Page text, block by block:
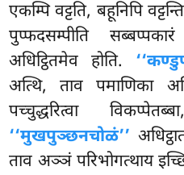
एकम्पि वट्टति, बहूनिपि
पुप्फदसम्पीति
अधिट्ठितमेव होति.
अत्थि, ताव पमाणिका
पच्चुद्धरित्वा
‘‘मुखपुञ्छनचोळं’’
ताव अञ्ञं परिभोगत्थाय